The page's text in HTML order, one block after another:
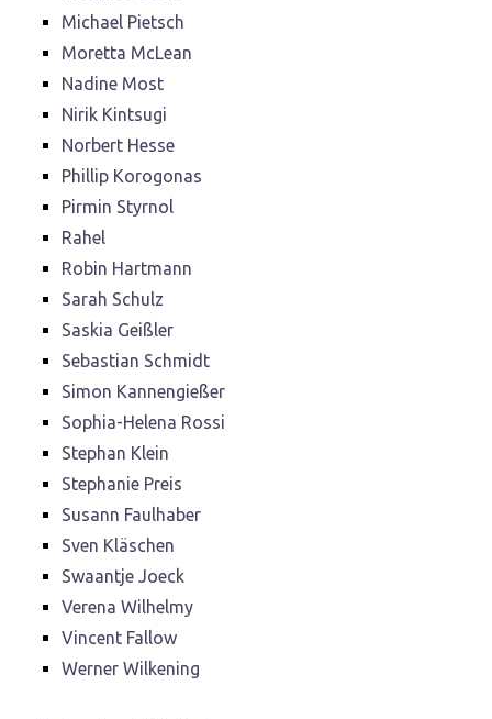
Michael Pietsch
Moretta McLean
Nadine Most
Nirik Kintsugi
Norbert Hesse
Phillip Korogonas
Pirmin Styrnol
Rahel
Robin Hartmann
Sarah Schulz
Saskia Geißler
Sebastian Schmidt
Simon Kannengießer
Sophia-Helena Rossi
Stephan Klein
Stephanie Preis
Susann Faulhaber
Sven Kläschen
Swaantje Joeck
Verena Wilhelmy
Vincent Fallow
Werner Wilkening